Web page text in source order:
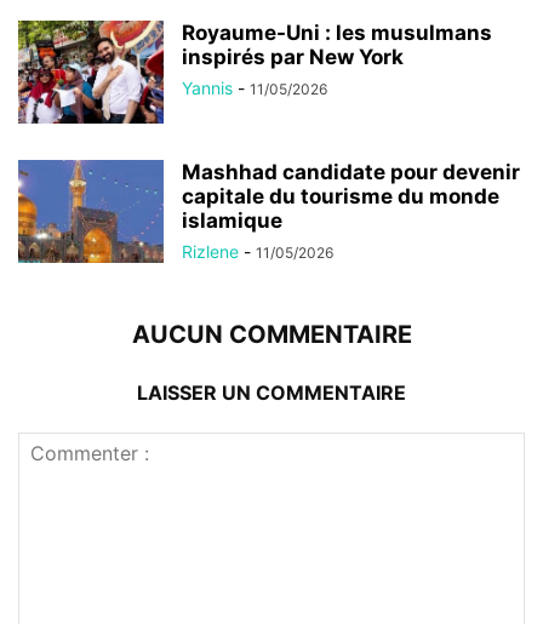
Royaume-Uni : les musulmans
inspirés par New York
Yannis - 11/05/2026
Mashhad candidate pour devenir
capitale du tourisme du monde
islamique
Rizlene - 11/05/2026
AUCUN COMMENTAIRE
LAISSER UN COMMENTAIRE